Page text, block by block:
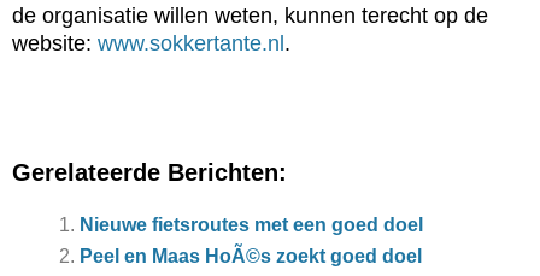
de organisatie willen weten, kunnen terecht op de
website: www.sokkertante.nl .
Gerelateerde Berichten:
Nieuwe fietsroutes met een goed doel
Peel en Maas HoÃ©s zoekt goed doel